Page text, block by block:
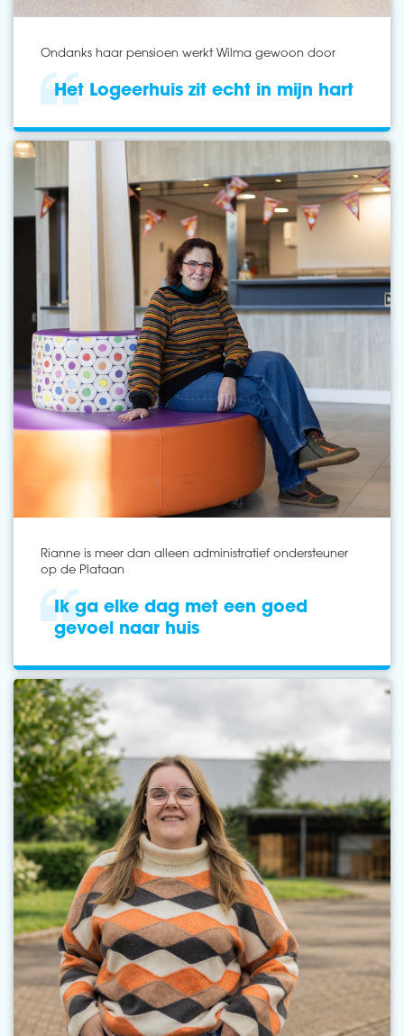
Ondanks haar pensioen werkt Wilma gewoon door
Het Logeerhuis zit echt in mijn hart
Rianne is meer dan alleen administratief ondersteuner
op de Plataan
Ik ga elke dag met een goed
gevoel naar huis